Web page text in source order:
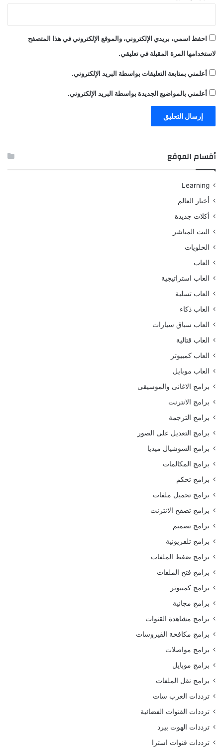
احفظ اسمي، بريدي الإلكتروني، والموقع الإلكتروني في هذا المتصفح
لاستخدامها المرة المقبلة في تعليقي.
أعلمني بمتابعة التعليقات بواسطة البريد الإلكتروني.
أعلمني بالمواضيع الجديدة بواسطة البريد الإلكتروني.
أقسام الموقع
Learning
أخبار العالم
أكلات جديدة
البث المباشر
الحلويات
العاب
العاب استراتيجية
العاب تسلية
العاب ذكاء
العاب سباق سيارات
العاب قتالية
العاب كمبيوتر
العاب موبايل
برامج الاغانى والموسيقى
برامج الانترنت
برامج الترجمة
برامج التعديل على الصور
برامج السوشيال ميديا
برامج المكالمات
برامج تحكم
برامج تحميل ملفات
برامج تصفح الانترنت
برامج تصميم
برامج تلفزيونية
برامج ضغط الملفات
برامج فتح الملفات
برامج كمبيوتر
برامج مجانية
برامج مشاهدة القنوات
برامج مكافحة الفيروسات
برامج مواصلات
برامج موبايل
برامج نقل الملفات
ترددات العرب سات
ترددات القنوات الفضائية
ترددات الهوت بيرد
ترددات قنوات استرا